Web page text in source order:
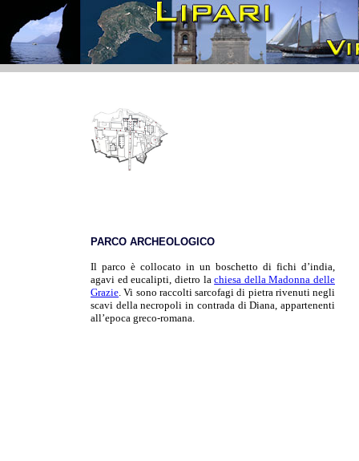
PARCO ARCHEOLOGICO
Il parco è collocato in un boschetto di fichi d’india,
agavi ed eucalipti, dietro lachiesa della Madonna delle
Grazie. Vi sono raccolti sarcofagi di pietra rivenuti negli
scavi della necropoli in contrada di Diana, appartenenti
all’epoca greco-romana.